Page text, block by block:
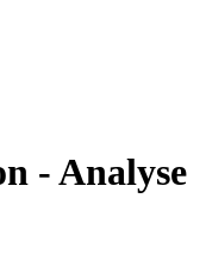
- Analyse